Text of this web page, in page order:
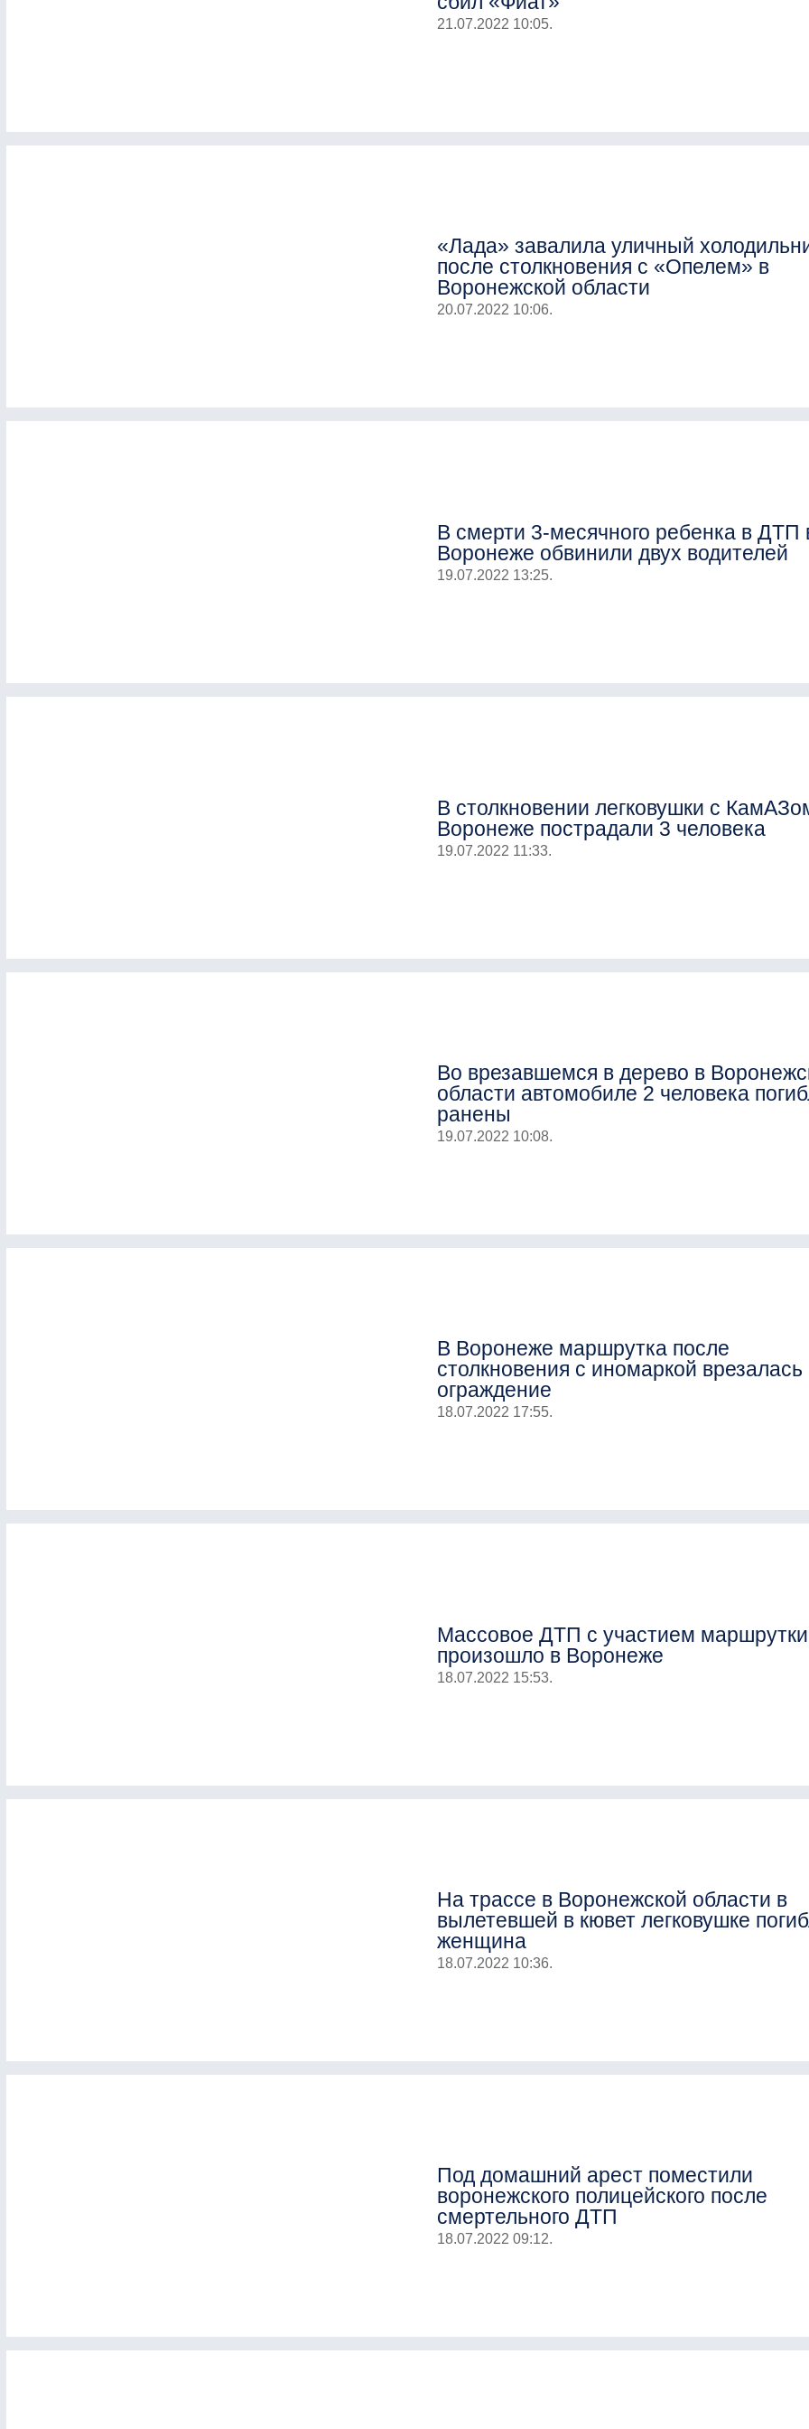
21.07.2022 10:05.
«Лада» завалила уличный
после столкновения с «Опелем» в
Воронежской области
20.07.2022 10:06.
В смерти 3-месячного ребенка в ДТП
Воронеже обвинили двух водителей
19.07.2022 13:25.
В столкновении легковушки с
Воронеже пострадали 3 человека
19.07.2022 11:33.
Во врезавшемся в дерево в
области автомобиле 2 человека
ранены
19.07.2022 10:08.
В Воронеже маршрутка после
столкновения с иномаркой врезалась
ограждение
18.07.2022 17:55.
Массовое ДТП с участием маршрутки
произошло в Воронеже
18.07.2022 15:53.
На трассе в Воронежской области в
вылетевшей в кювет легковушке
женщина
18.07.2022 10:36.
Под домашний арест поместили
воронежского полицейского после
смертельного ДТП
18.07.2022 09:12.